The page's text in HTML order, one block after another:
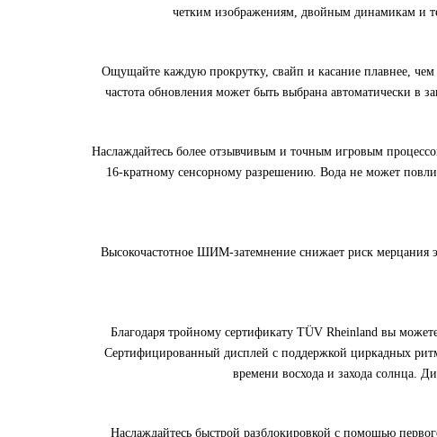
четким изображениям, двойным динамикам и
Ощущайте каждую прокрутку, свайп и касание плавнее, чем
частота обновления может быть выбрана автоматически в
Наслаждайтесь более отзывчивым и точным игровым
16-кратному сенсорному разрешению. Вода не может
Высокочастотное ШИМ-затемнение снижает риск мерцания
Благодаря тройному сертификату TÜV Rheinland вы
Сертифицированный дисплей с поддержкой циркадных
времени восхода и захода солнца.
Наслаждайтесь быстрой разблокировкой с помощью